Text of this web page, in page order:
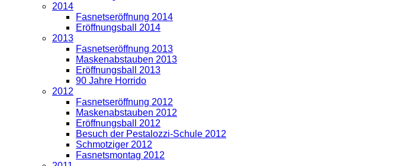
2014
Fasnetseröffnung 2014
Eröffnungsball 2014
2013
Fasnetseröffnung 2013
Maskenabstauben 2013
Eröffnungsball 2013
90 Jahre Horrido
2012
Fasnetseröffnung 2012
Maskenabstauben 2012
Eröffnungsball 2012
Besuch der Pestalozzi-Schule 2012
Schmotziger 2012
Fasnetsmontag 2012